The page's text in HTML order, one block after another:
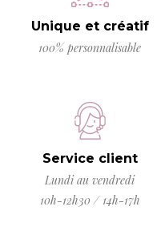
Unique et créatif
100% personnalisable
Service client
Lundi au vendredi
10h-12h30 / 14h-17h